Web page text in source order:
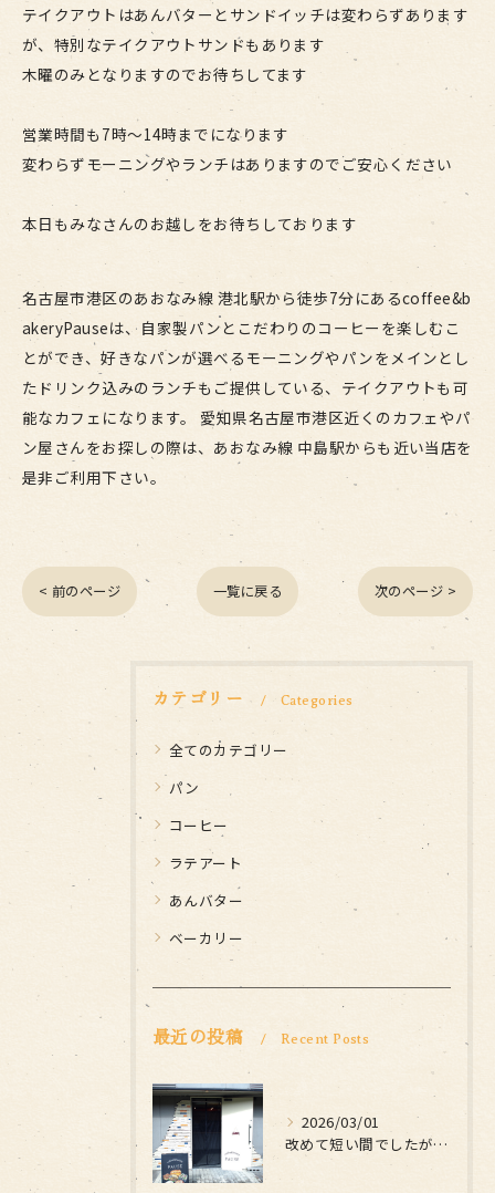
テイクアウトはあんバターとサンドイッチは変わらずあります
が、特別なテイクアウトサンドもあります
木曜のみとなりますのでお待ちしてます
営業時間も7時〜14時までになります
変わらずモーニングやランチはありますのでご安心ください
本日もみなさんのお越しをお待ちしております
名古屋市港区のあおなみ線 港北駅から徒歩7分にあるcoffee&b
akeryPauseは、自家製パンとこだわりのコーヒーを楽しむこ
とができ、好きなパンが選べるモーニングやパンをメインとし
たドリンク込みのランチもご提供している、テイクアウトも可
能なカフェになります。 愛知県名古屋市港区近くのカフェやパ
ン屋さんをお探しの際は、あおなみ線 中島駅からも近い当店を
是非ご利用下さい。
< 前のページ 一覧に戻る 次のページ >
カテゴリー Categories
全てのカテゴリー
パン
コーヒー
ラテアート
あんバター
ベーカリー
最近の投稿 Recent Posts
2026/03/01
改めて短い間でしたがお世話になりました